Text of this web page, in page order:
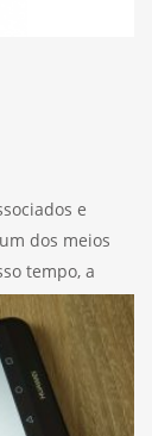
e
dos meios
tempo, a
de